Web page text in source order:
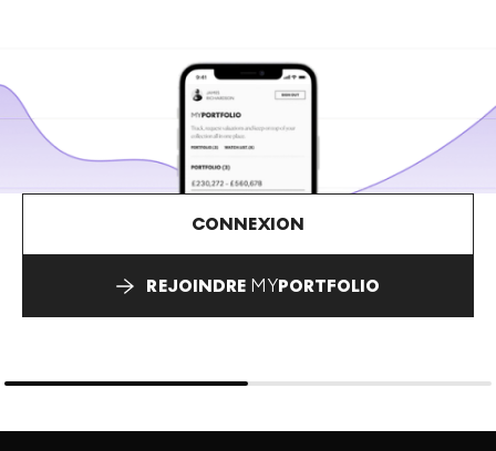
CONNEXION
REJOINDRE MYPORTFOLIO